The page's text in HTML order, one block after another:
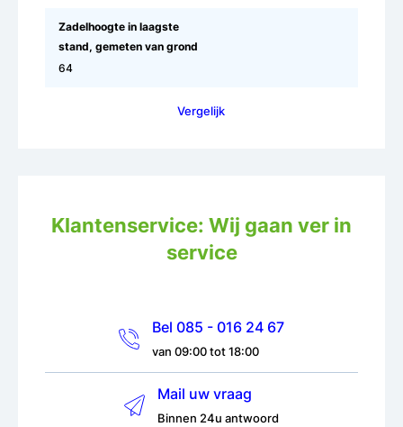
Zadelhoogte in laagste
stand, gemeten van grond
64
Vergelijk
Klantenservice: Wij gaan ver in
service
Bel 085 - 016 24 67
van 09:00 tot 18:00
Mail uw vraag
Binnen 24u antwoord